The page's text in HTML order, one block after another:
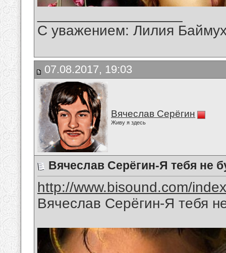
С уважением: Лилия
07.08.2017, 19:03
Вячеслав Серёгин
Живу я здесь
Вячеслав Серёгин-Я тебя не
http://www.bisound.com/
Вячеслав Серёгин-Я тебя